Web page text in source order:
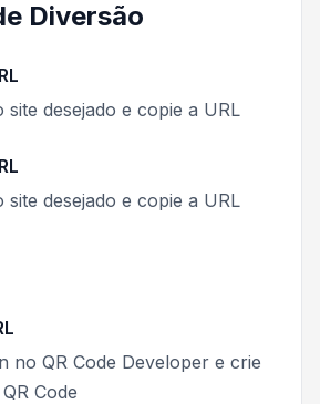
Diversão
site desejado e copie a URL
site desejado e copie a URL
no QR Code Developer e crie
Code